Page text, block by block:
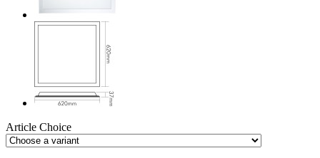
Article Choice